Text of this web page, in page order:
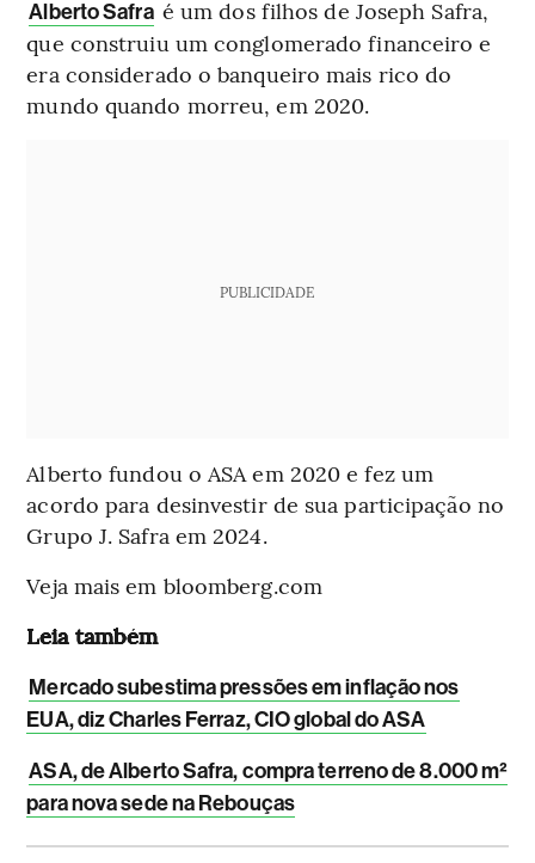
Alberto Safra é um dos filhos de Joseph Safra,
que construiu um conglomerado financeiro e
era considerado o banqueiro mais rico do
mundo quando morreu, em 2020.
PUBLICIDADE
Alberto fundou o ASA em 2020 e fez um
acordo para desinvestir de sua participação no
Grupo J. Safra em 2024.
Veja mais em bloomberg.com
Leia também
Mercado subestima pressões em inflação nos
EUA, diz Charles Ferraz, CIO global do ASA
ASA, de Alberto Safra, compra terreno de 8.000 m²
para nova sede na Rebouças